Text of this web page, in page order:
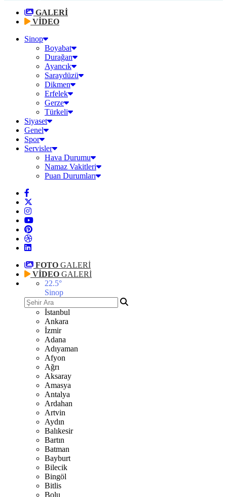
GALERİ
VİDEO
Sinop
Boyabat
Durağan
Ayancık
Saraydüzü
Dikmen
Erfelek
Gerze
Türkeli
Siyaset
Genel
Spor
Servisler
Hava Durumu
Namaz Vakitleri
Puan Durumları
FOTO GALERİ
VİDEO GALERİ
22.5°
Sinop
İstanbul
Ankara
İzmir
Adana
Adıyaman
Afyon
Ağrı
Aksaray
Amasya
Antalya
Ardahan
Artvin
Aydın
Balıkesir
Bartın
Batman
Bayburt
Bilecik
Bingöl
Bitlis
Bolu